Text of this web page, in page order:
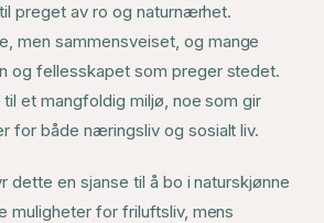
preget av ro og naturnærhet.
men sammensveiset, og mange
og fellesskapet som preger stedet.
et mangfoldig miljø, noe som gir
for både næringsliv og sosialt liv.
dette en sjanse til å bo i naturskjønne
muligheter for friluftsliv, mens